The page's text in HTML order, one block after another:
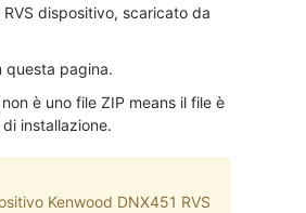
dispositivo, scaricato da
questa pagina.
è uno file ZIP means il file è
installazione.
Kenwood DNX451 RVS